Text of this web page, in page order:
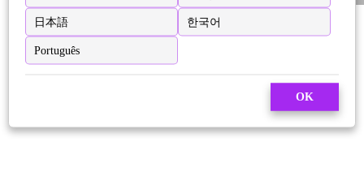
日本語 한국어
Português
OK